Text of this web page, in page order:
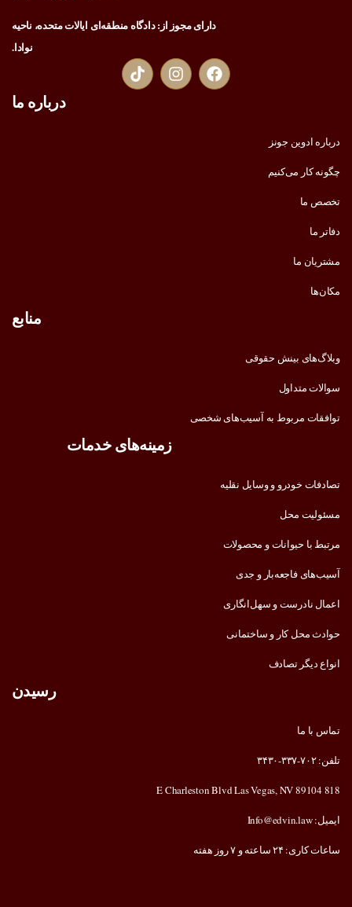
دارای مجوز از: دادگاه منطقه‌ای ایالات متحده، ناحیه
نوادا.
درباره ما
درباره ادوین جونز
چگونه کار می‌کنیم
تخصص ما
دفاتر ما
مشتریان ما
مکان‌ها
منابع
وبلاگ‌های بینش حقوقی
سوالات متداول
توافقات مربوط به آسیب‌های شخصی
زمینه‌های خدمات
تصادفات خودرو و وسایل نقلیه
مسئولیت محل
مرتبط با حیوانات و محصولات
آسیب‌های فاجعه‌بار و جدی
اعمال نادرست و سهل‌انگاری
حوادث محل کار و ساختمانی
انواع دیگر تصادف
رسیدن
تماس با ما
تلفن: ۷۰۲-۳۳۷-۳۴۳۰
818 E Charleston Blvd Las Vegas, NV 89104
ایمیل: Info@edvin.law
ساعات کاری: ۲۴ ساعته و ۷ روز هفته